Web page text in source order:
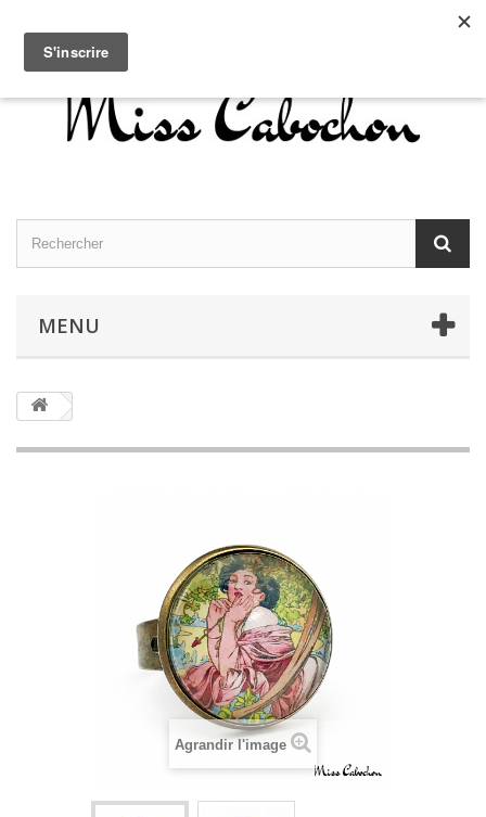
Connexion
MENU
Agrandir l'image